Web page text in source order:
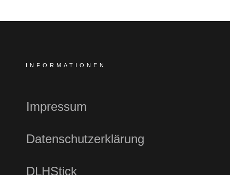
INFORMATIONEN
Impressum
Datenschutzerklärung
DLHStick